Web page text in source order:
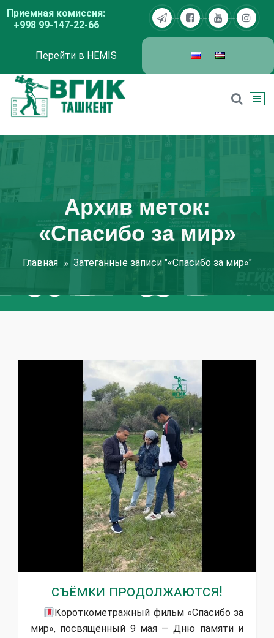
Перейти
содержимому
Приемная комиссия:
+998 99-147-22-66
Перейти в HEMIS
Архив меток:
«Спасибо за мир»
Главная Затеганные записи "«Спасибо за мир»"
Съёмки продолжаются!
Короткометражный фильм «Спасибо за
мир», посвящённый 9 мая — Дню памяти и